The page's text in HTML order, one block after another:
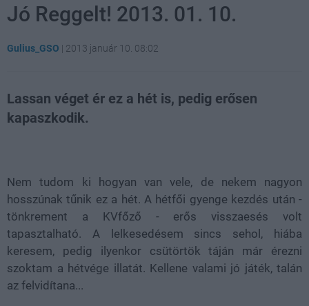
Jó Reggelt! 2013. 01. 10.
Gulius_GSO | 2013 január 10. 08:02
Lassan véget ér ez a hét is, pedig erősen
kapaszkodik.
Nem tudom ki hogyan van vele, de nekem nagyon
hosszúnak tűnik ez a hét. A hétfői gyenge kezdés után -
tönkrement a KVfőző - erős visszaesés volt
tapasztalható. A lelkesedésem sincs sehol, hiába
keresem, pedig ilyenkor csütörtök táján már érezni
szoktam a hétvége illatát. Kellene valami jó játék, talán
az felvidítana...